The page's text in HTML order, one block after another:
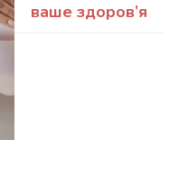
ваше здоров’я